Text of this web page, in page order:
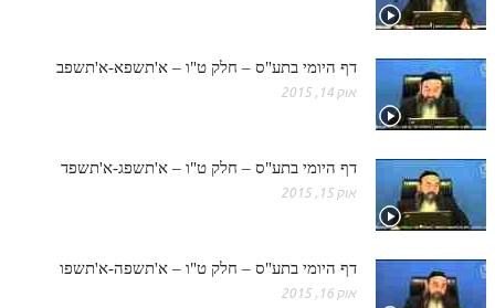
דף היומי בתע"ס – חלק ט"ו – א'תשפא-א'תשפב
אוק 14, 2015
דף היומי בתע"ס – חלק ט"ו – א'תשפג-א'תשפד
אוק 15, 2015
דף היומי בתע"ס – חלק ט"ו – א'תשפה-א'תשפו
אוק 16, 2015